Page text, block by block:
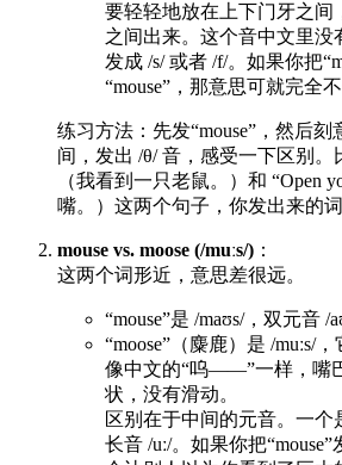
要轻轻地放在上下门牙之间
之间出来。这个音中文里没
发成 /s/ 或者 /f/。如果你把
“mouse”，那意思可就完全不
练习方法：先发“mouse”，然后
间，发出 /θ/ 音，感受一下区别。
（我看到一只老鼠。）和 “Open
嘴。）这两个句子，你发出来的词
mouse vs. moose (/muːs/) ：
这两个词形近，意思差很远。
“mouse”是 /maʊs/，双元音 /
“moose”（麋鹿）是 /muːs/
像中文的“呜——”一样，嘴
状，没有滑动。
区别在于中间的元音。一个
长音 /uː/。如果你把“mouse”